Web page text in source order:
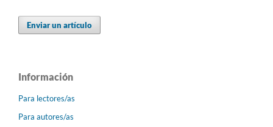
Enviar un artículo
Información
Para lectores/as
Para autores/as